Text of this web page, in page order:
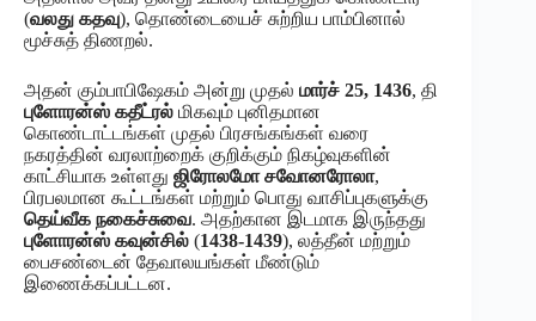
(வலது கதவு), தொண்டையைச் சுற்றிய பாம்பினால்
மூச்சுத் திணறல்.
அதன் கும்பாபிஷேகம் அன்று முதல் மார்ச் 25, 1436, தி
புளோரன்ஸ் கதீட்ரல் மிகவும் புனிதமான
கொண்டாட்டங்கள் முதல் பிரசங்கங்கள் வரை
நகரத்தின் வரலாற்றைக் குறிக்கும் நிகழ்வுகளின்
காட்சியாக உள்ளது ஜிரோலமோ சவோனரோலா,
பிரபலமான கூட்டங்கள் மற்றும் பொது வாசிப்புகளுக்கு
தெய்வீக நகைச்சுவை. அதற்கான இடமாக இருந்தது
புளோரன்ஸ் கவுன்சில் (1438-1439), லத்தீன் மற்றும்
பைசண்டைன் தேவாலயங்கள் மீண்டும்
இணைக்கப்பட்டன.